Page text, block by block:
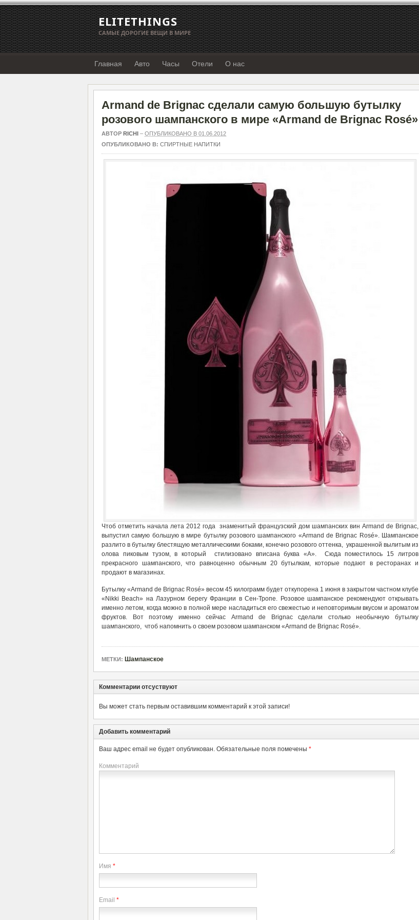
ELITETHINGS
САМЫЕ ДОРОГИЕ ВЕЩИ В МИРЕ
Главная Авто Часы Отели О нас
Armand de Brignac сделали самую большую бутылку
розового шампанского в мире «Armand de Brignac Rosé»
АВТОР RICHI – ОПУБЛИКОВАНО В 01.06.2012
ОПУБЛИКОВАНО В: СПИРТНЫЕ НАПИТКИ
Чтоб отметить начала лета 2012 года знаменитый французский дом шампанских вин Armand de Brignac,
выпустил самую большую в мире бутылку розового шампанского «Armand de Brignac Rosé». Шампанское
разлито в бутылку блестящую металлическими боками, конечно розового оттенка, украшенной вылитым из
олова пиковым тузом, в который стилизовано вписана буква «А». Сюда поместилось 15 литров
прекрасного шампанского, что равноценно обычным 20 бутылкам, которые подают в ресторанах и
продают в магазинах.
Бутылку «Armand de Brignac Rosé» весом 45 килограмм будет откупорена 1 июня в закрытом частном клубе
«Nikki Beach» на Лазурном берегу Франции в Сен-Тропе. Розовое шампанское рекомендуют открывать
именно летом, когда можно в полной мере насладиться его свежестью и неповторимым вкусом и ароматом
фруктов. Вот поэтому именно сейчас Armand de Brignac сделали столько необычную бутылку
шампанского, чтоб напомнить о своем розовом шампанском «Armand de Brignac Rosé».
МЕТКИ: Шампанское
Комментарии отсуствуют
Вы может стать первым оставившим комментарий к этой записи!
Добавить комментарий
Ваш адрес email не будет опубликован. Обязательные поля помечены *
Комментарий
Имя *
Email *